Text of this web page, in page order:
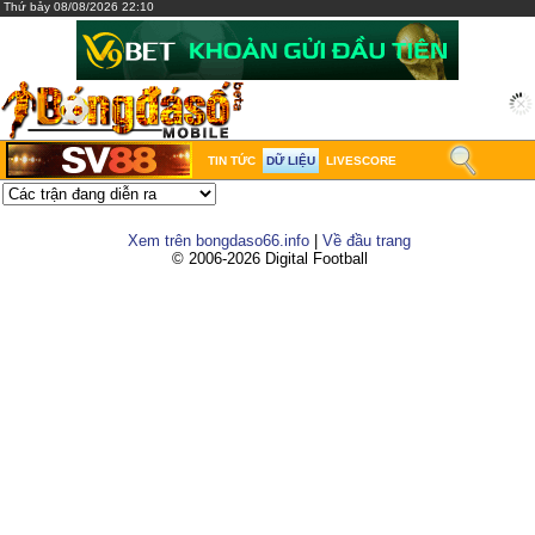
Thứ bảy 08/08/2026 22:10
TIN TỨC DỮ LIỆU LIVESCORE
Xem trên bongdaso66.info
Về đầu trang
© 2006-2026 Digital Football